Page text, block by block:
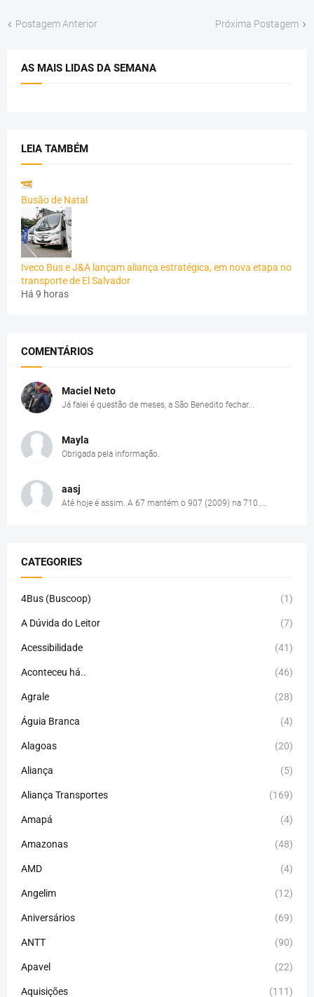
Postagem Anterior Próxima Postagem
AS MAIS LIDAS DA SEMANA
LEIA TAMBÉM
Busão de Natal
Iveco Bus e J&A lançam aliança estratégica, em nova etapa no
transporte de El Salvador
Há 9 horas
COMENTÁRIOS
Maciel Neto
Já falei é questão de meses, a São Benedito fechar...
Mayla
Obrigada pela informação.
aasj
Até hoje é assim. A 67 mantém o 907 (2009) na 710....
CATEGORIES
4Bus (Buscoop) (1)
A Dúvida do Leitor (7)
Acessibilidade (41)
Aconteceu há.. (46)
Agrale (28)
Águia Branca (4)
Alagoas (20)
Aliança (5)
Aliança Transportes (169)
Amapá (4)
Amazonas (48)
AMD (4)
Angelim (12)
Aniversários (69)
ANTT (90)
Apavel (22)
Aquisições (111)